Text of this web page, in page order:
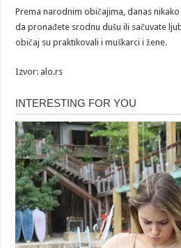
Prema narodnim običajima, danas
da pronađete srodnu dušu ili sačuvate
običaj su praktikovali i muškarci i žene.
Izvor: alo.rs